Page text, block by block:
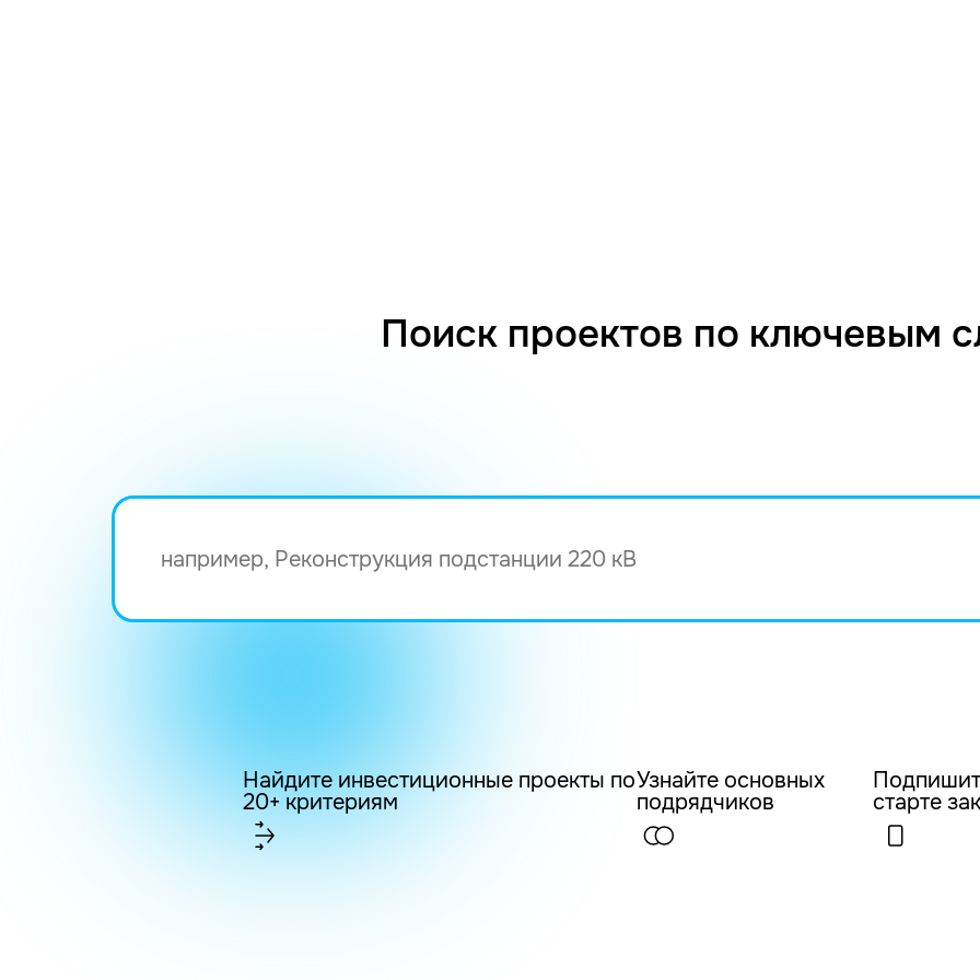
Поиск проектов по ключевым
Найдите инвестиционные проекты по
20+ критериям
Узнайте основных
подрядчиков
старте